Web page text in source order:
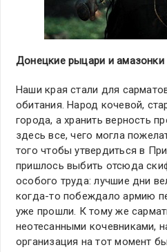
Донецкие рыцари и амазонки
Наши края стали для
обитания. Народ кочевой,
города, а хранить верность
здесь все, чего могла
того чтобы утвердиться в
пришлось выбить отсюда
особого труда: лучшие дни
когда-то побеждало армию
уже прошли. К тому же
неотесанными кочевниками,
организация на тот момент